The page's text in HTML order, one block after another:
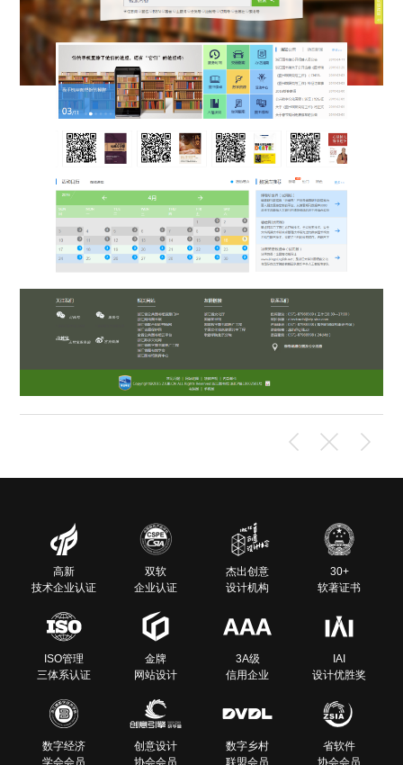
高新
技术企业认证
双软
企业认证
杰出创意
设计机构
30+
软著证书
ISO管理
三体系认证
金牌
网站设计
3A级
信用企业
IAI
设计优胜奖
数字经济
学会会员
创意设计
协会会员
数字乡村
联盟会员
省软件
协会会员